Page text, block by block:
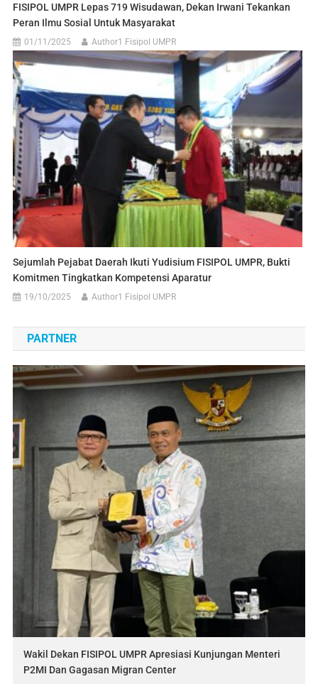
FISIPOL UMPR Lepas 719 Wisudawan, Dekan Irwani Tekankan
Peran Ilmu Sosial Untuk Masyarakat
01/11/2025 Author1 Fisipol UMPR
Sejumlah Pejabat Daerah Ikuti Yudisium FISIPOL UMPR, Bukti
Komitmen Tingkatkan Kompetensi Aparatur
19/10/2025 Author1 Fisipol UMPR
PARTNER
Wakil Dekan FISIPOL UMPR Apresiasi Kunjungan Menteri
P2MI Dan Gagasan Migran Center